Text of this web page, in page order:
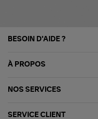
BESOIN D'AIDE ?
À PROPOS
NOS SERVICES
SERVICE CLIENT